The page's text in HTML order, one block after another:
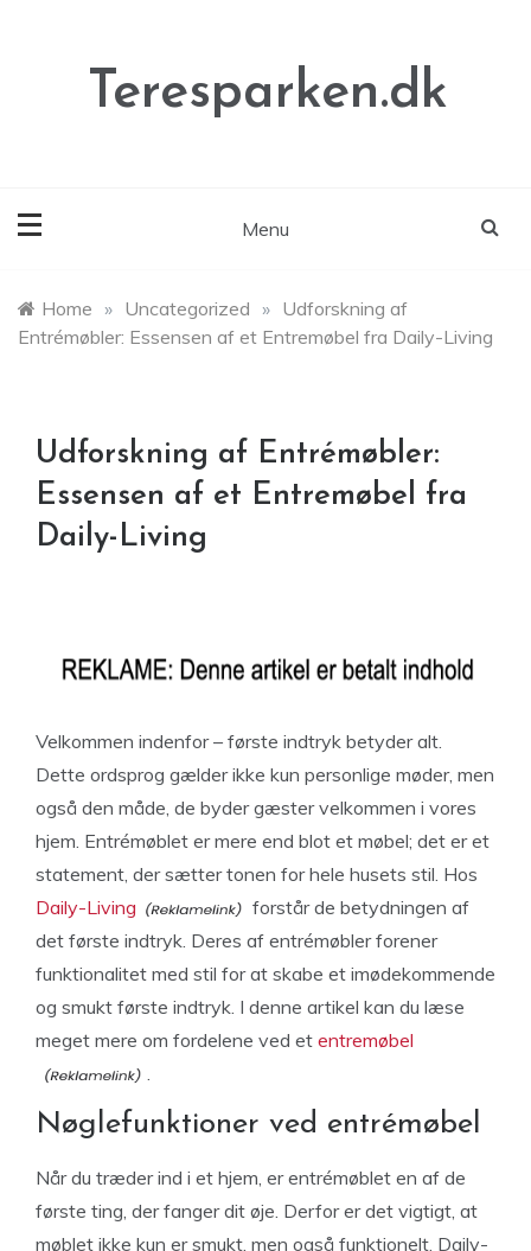
Teresparken.dk
Menu
Home » Uncategorized » Udforskning af
Entrémøbler: Essensen af et Entremøbel fra Daily-Living
Udforskning af Entrémøbler:
Essensen af et Entremøbel fra
Daily-Living
Velkommen indenfor – første indtryk betyder alt.
Dette ordsprog gælder ikke kun personlige møder, men
også den måde, de byder gæster velkommen i vores
hjem. Entrémøblet er mere end blot et møbel; det er et
statement, der sætter tonen for hele husets stil. Hos
Daily-Living
forstår de betydningen af
det første indtryk. Deres af entrémøbler forener
funktionalitet med stil for at skabe et imødekommende
og smukt første indtryk. I denne artikel kan du læse
meget mere om fordelene ved et entremøbel
.
Nøglefunktioner ved entrémøbel
Når du træder ind i et hjem, er entrémøblet en af de
første ting, der fanger dit øje. Derfor er det vigtigt, at
møblet ikke kun er smukt, men også funktionelt. Daily-